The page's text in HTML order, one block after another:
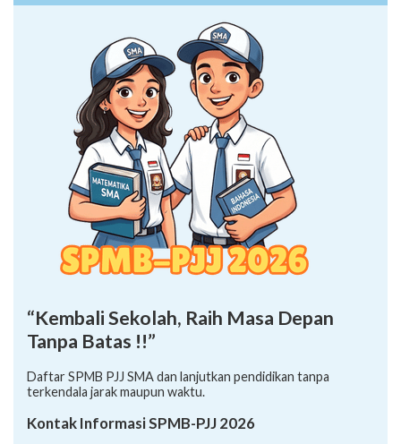
“Kembali Sekolah, Raih Masa Depan
Tanpa Batas !!”
Daftar SPMB PJJ SMA dan lanjutkan pendidikan tanpa
terkendala jarak maupun waktu.
Kontak Informasi SPMB-PJJ 2026